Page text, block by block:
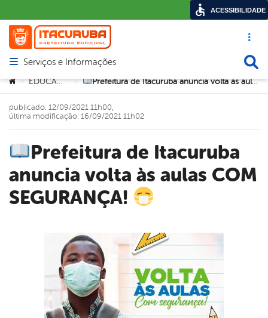
Acesso
Abrir menu principal de navegação
Serviços e Informações
Você está aqui:
> EDUCAÇÃO > Prefeitura de Itacuruba anuncia volta às aulas COM SEGURANÇA!
Prefeitura de Itacuruba
anuncia volta às aulas COM
SEGURANÇA!
publicado: 12/09/2021 11h00,
última modificação: 16/09/2021 11h02
ACESSIBILIDADE